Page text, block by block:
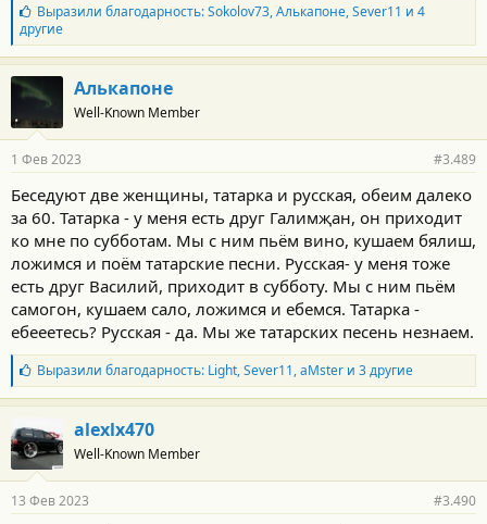
Б
л
а
г
о
д
р
о
т
и
:
Выразили благодарность:Sokolov73,Алькапоне,Sever11 и 4
другие
Алькапоне
Well-Known Member
1 Фев 2023 #3.489
Беседуют две женщины, татарка и русская, обеим далеко
за 60. Татарка - у меня есть друг Галимҗан, он приходит
ко мне по субботам. Мы с ним пьём вино, кушаем бялиш,
ложимся и поём татарские песни. Русская- у меня тоже
есть друг Василий, приходит в субботу. Мы с ним пьём
самогон, кушаем сало, ложимся и ебемся. Татарка -
ебееетесь? Русская - да. Мы же татарских песень незнаем.
Б
л
а
о
д
а
н
Выразили благодарность: Light,Sever11,aMsterи 3 другие
alexlx470
Well-Known Member
13 Фев 2023 #3.490